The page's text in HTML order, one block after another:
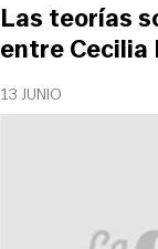
13 JUNIO
Las teorías
entre Cecilia